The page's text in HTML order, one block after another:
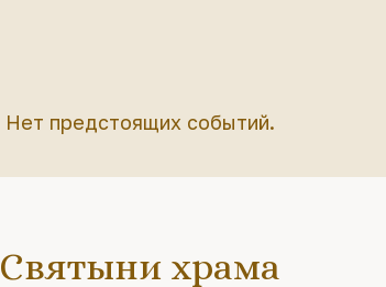
Нет предстоящих событий.
Святыни храма